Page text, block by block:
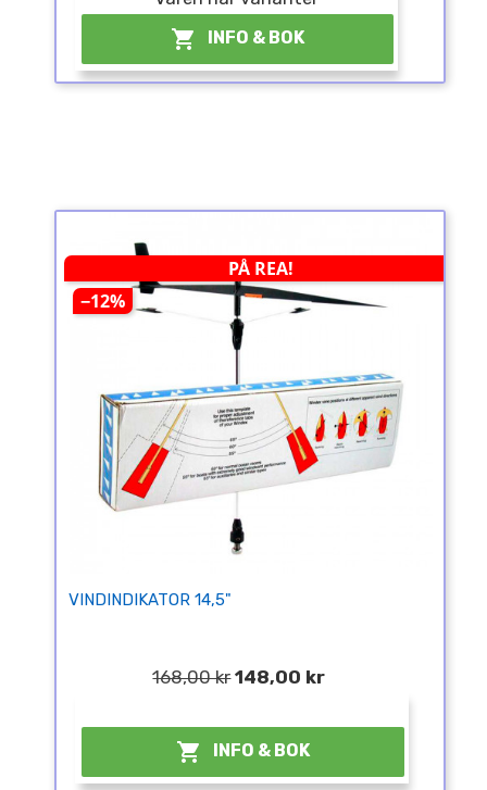
 INFO & BOK
PÅ REA!
−12%
VINDINDIKATOR 14,5"
168,00 kr 148,00 kr
 INFO & BOK